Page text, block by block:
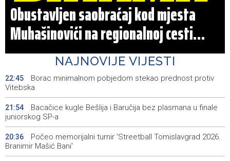
Obustavljen saobraćaj kod mjesta
Muhašinovići na regionalnoj cesti
Visoko-KakanjNAJNOVIJE VIJESTI
22:45
Borac minimalnom pobjedom stekao prednost protiv
Vitebska
21:54
Bacačice kugle Bešlija i Baručija bez plasmana u finale
juniorskog SP-a
20:36
Počeo memorijalni turnir 'Streetball Tomislavgrad 2026.
Branimir Mašić Bani'